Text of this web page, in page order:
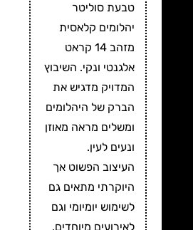
טבעת סוליטר
יהלומים קלאסית
מזהב 14 קראט
אלגנטי ונקי. השיבוץ
המדויק מדגיש את
הברק של היהלומים
ומשלים מראה מאוזן
ונעים לעין.
העיצוב הפשוט אך
היוקרתי מתאים גם
לשימוש יומיומי וגם
לאירועים מיוחדים.